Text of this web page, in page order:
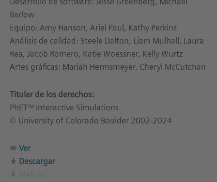
Barlow
Equipo: Amy Hanson, Ariel Paul, Kathy Perkins
Análisis de calidad: Steele Dalton, Liam Mulhall, Laura
Rea, Jacob Romero, Katie Woessner, Kelly Wurtz
Artes gráficas: Mariah Hermsmeyer, Cheryl McCutchan
Titular de los derechos:
PhET™ Interactive Simulations
© University of Colorado Boulder 2002-2024
Ver
Descargar